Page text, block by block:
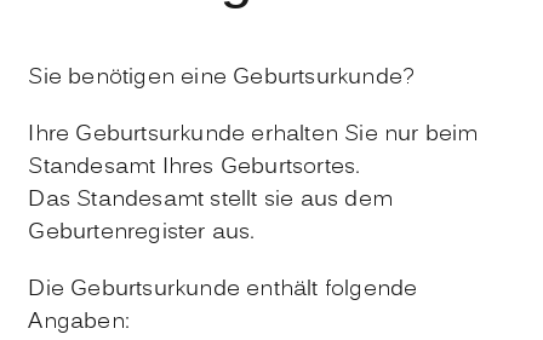
Sie benötigen eine Geburtsurkunde?
Ihre Geburtsurkunde erhalten Sie nur beim
Standesamt Ihres Geburtsortes.
Das Standesamt stellt sie aus dem
Geburtenregister aus.
Die Geburtsurkunde enthält folgende
Angaben: